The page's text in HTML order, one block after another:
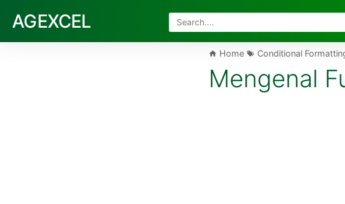
AG EXCEL
Home Conditional
Mengenal